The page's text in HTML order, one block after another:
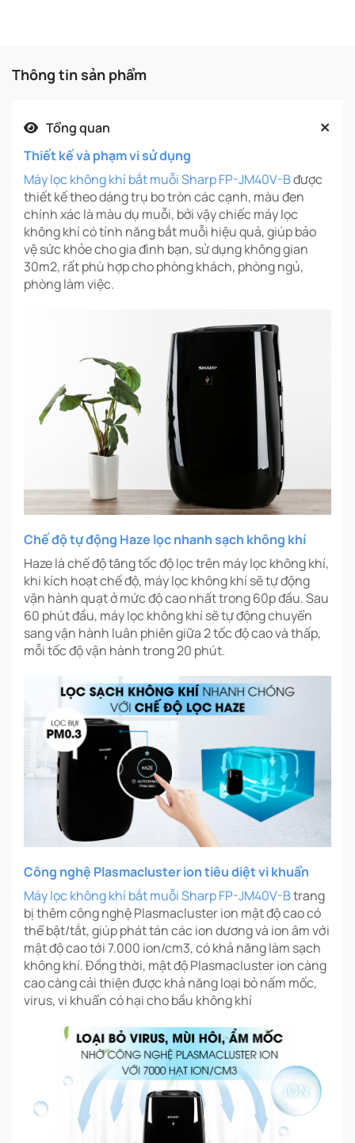
Thông tin sản phẩm
Tổng quan
Thiết kế và phạm vi sử dụng
Máy lọc không khí bắt muỗi Sharp FP-JM40V-Bđược
thiết kế theo dáng trụ bo tròn các cạnh, màu đen
chính xác là màu dụ muỗi, bởi vậy chiếc máy lọc
không khí có tính năng bắt muỗi hiệu quả, giúp bảo
vệ sức khỏe cho gia đình bạn, sử dụng không gian
30m2, rất phù hợp cho phòng khách, phòng ngủ,
phòng làm việc.
Chế độ tự động Haze lọc nhanh sạch không khí
Haze là chế độ tăng tốc độ lọc trên máy lọc không khí,
khi kích hoạt chế độ, máy lọc không khí sẽ tự động
vận hành quạt ở mức độ cao nhất trong 60p đầu. Sau
60 phút đầu, máy lọc không khí sẽ tự động chuyển
sang vận hành luân phiên giữa 2 tốc độ cao và thấp,
mỗi tốc độ vận hành trong 20 phút.
Công nghệ Plasmacluster ion tiêu diệt vi khuẩn
Máy lọc không khí bắt muỗi Sharp FP-JM40V-Btrang
bị thêm công nghệ Plasmacluster ion mật độ cao có
thể bật/tắt, giúp phát tán các ion dương và ion âm với
mật độ cao tới 7.000 ion/cm3, có khả năng làm sạch
không khí. Đồng thời, mật độ Plasmacluster ion càng
cao càng cải thiện được khả năng loại bỏ nấm mốc,
virus, vi khuẩn có hại cho bầu không khí